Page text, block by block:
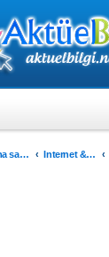
Forum ana sayfa Internet & Teknoloji